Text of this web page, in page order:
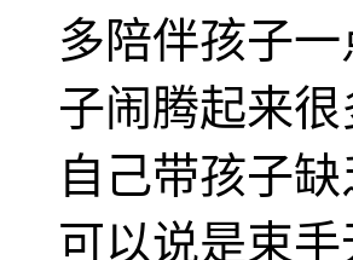
多陪伴孩子
子闹腾起来
自己带孩子
可以说是束手